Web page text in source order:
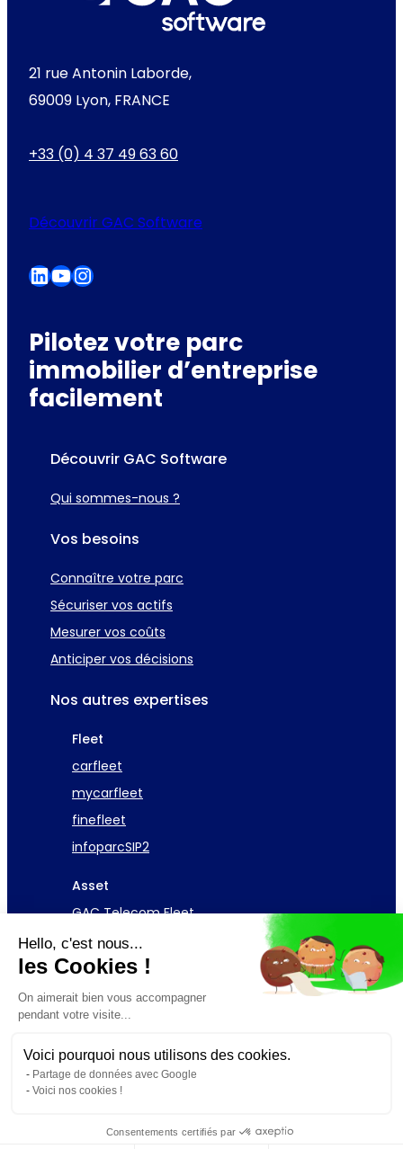
Hello, c'est nous...
les Cookies !
On aimerait bien vous accompagner
pendant votre visite...
Voici pourquoi nous utilisons des cookies.
Partage de données avec Google
Voici nos cookies !
Consentements certifiés par
21 rue Antonin Laborde,
69009 Lyon, FRANCE
+33 (0) 4 37 49 63 60
Découvrir GAC Software
LinkedIn YouTube Instagram
Pilotez votre parc
immobilier d’entreprise
facilement
Découvrir GAC Software
Qui sommes-nous ?
Vos besoins
Connaître votre parc
Sécuriser vos actifs
Mesurer vos coûts
Anticiper vos décisions
Nos autres expertises
Fleet
carfleet
mycarfleet
finefleet
infoparcSIP2
Asset
GAC Telecom Fleet
Demander une démo
© 2026 GAC Software – Design par
BAUX PROFESSIONNELS ET BAUX COMMERCIAUX